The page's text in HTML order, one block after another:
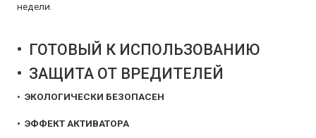
недели.
• ГОТОВЫЙ К ИСПОЛЬЗОВАНИЮ
• ЗАЩИТА ОТ ВРЕДИТЕЛЕЙ
• ЭКОЛОГИЧЕСКИ БЕЗОПАСЕН
• ЭФФЕКТ АКТИВАТОРА